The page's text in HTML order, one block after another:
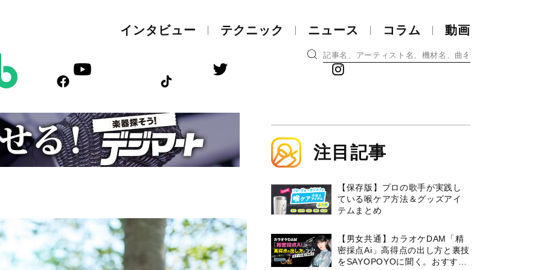
インタビュー テクニック ニュース コラム 動画
注目記事
【保存版】プロの歌手が実践し
ている喉ケア⽅法＆グッズアイ
テムまとめ
【男女共通】カラオケDAM「精
密採点Ai」高得点の出し方と裏技
をSAYOPOYOに聞く。おすすめ